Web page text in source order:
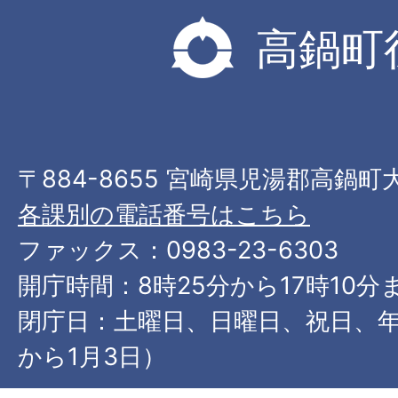
高鍋町
〒884-8655 宮崎県児湯郡高鍋町
各課別の電話番号はこちら
ファックス：0983-23-6303
開庁時間：8時25分から17時10分
閉庁日：土曜日、日曜日、祝日、
から1月3日）